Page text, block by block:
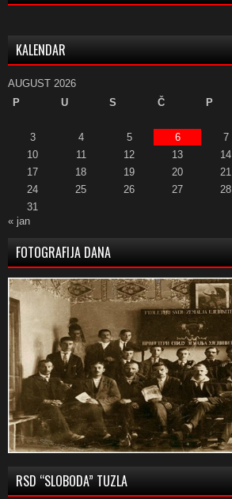
KALENDAR
AUGUST 2026
P
U S Č P
3
4 5 6 7
10
11 12 13 14
17
18 19 20 21
24
25 26 27 28
31
« jan
FOTOGRAFIJA DANA
RSD “SLOBODA” TUZLA